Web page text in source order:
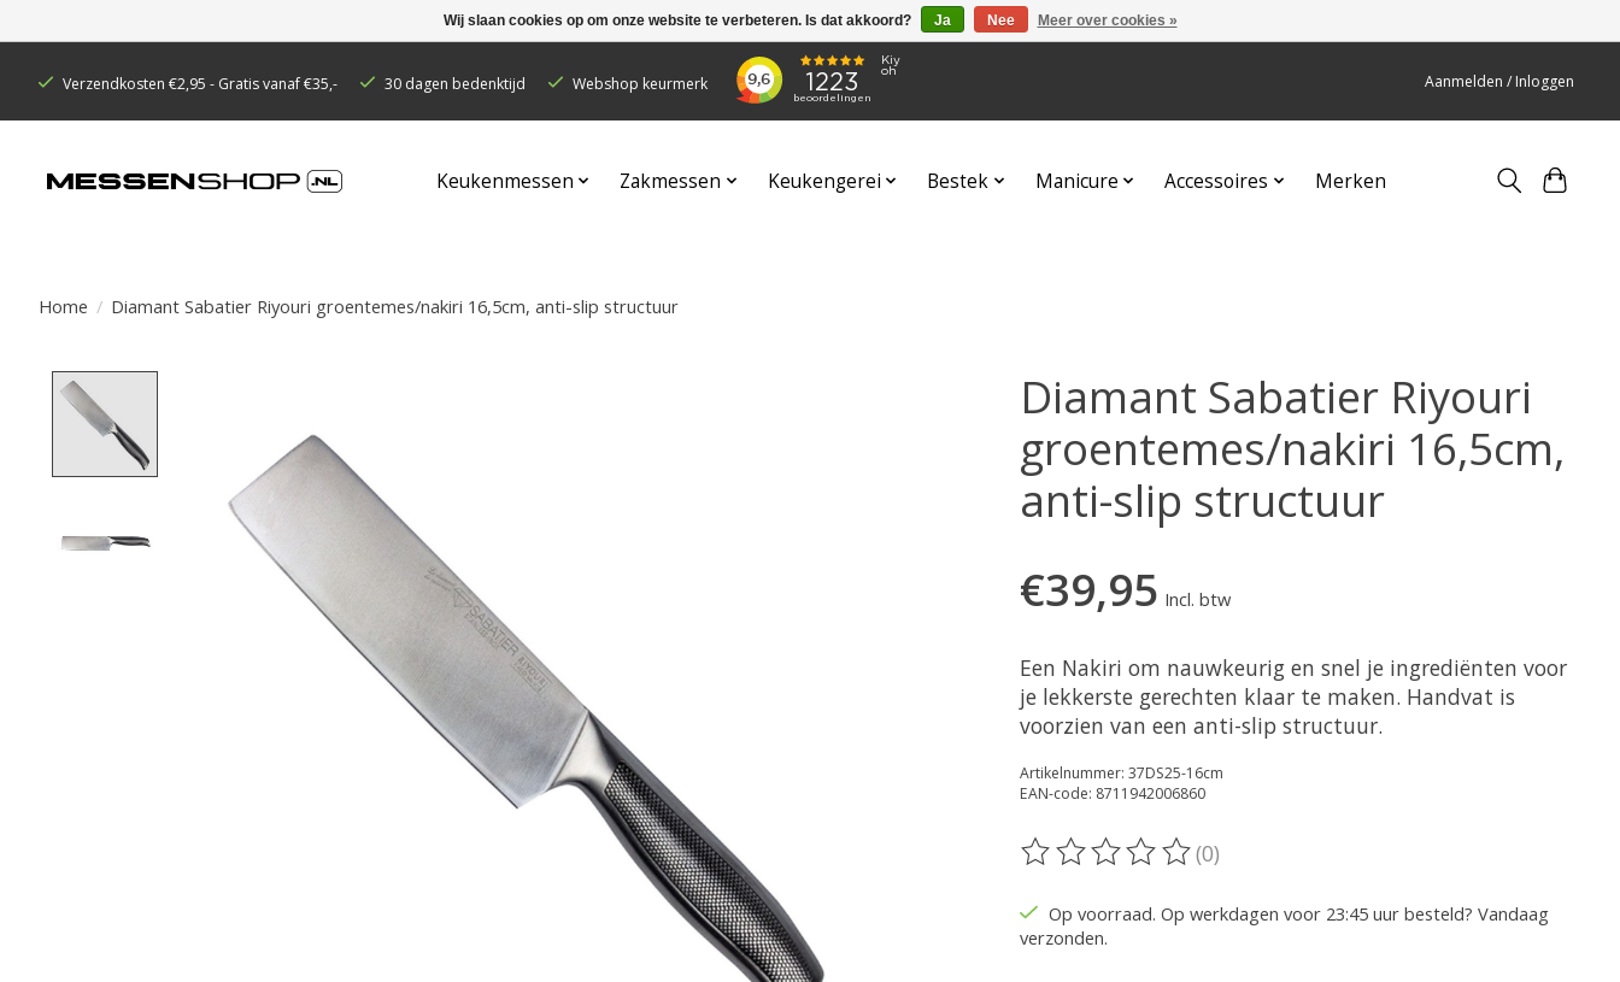
Verzendkosten €2,95 - Gratis vanaf €35,- 30 dagen bedenktijd Webshop keurmerk Aanmelden / Inloggen
Keukenmessen Zakmessen Keukengerei Bestek Manicure Accessoires Merken
Home / Diamant Sabatier Riyouri groentemes/nakiri 16,5cm, anti-slip structuur
Diamant Sabatier Riyouri
groentemes/nakiri 16,5cm,
anti-slip structuur
€39,95 Incl. btw
Een Nakiri om nauwkeurig en snel je ingrediënten voor
je lekkerste gerechten klaar te maken. Handvat is
voorzien van een anti-slip structuur.
Artikelnummer: 37DS25-16cm
EAN-code: 8711942006860
De beoordeling van dit product is
(0)
Op voorraad. Op werkdagen voor 23:45 uur besteld? Vandaag
verzonden.
Wij slaan cookies op om onze website te verbeteren. Is dat akkoord? Ja Nee Meer over cookies »